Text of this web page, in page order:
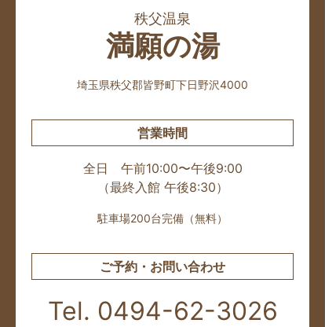
秩父温泉
満願の湯
埼玉県秩父郡皆野町下日野沢4000
営業時間
全日 午前10:00〜午後9:00
（最終入館 午後8:30）
駐車場200台完備（無料）
ご予約・お問い合わせ
Tel. 0494-62-3026